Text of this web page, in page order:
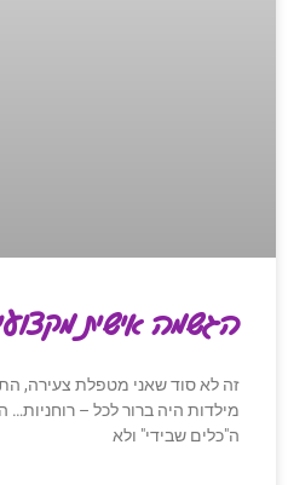
הגשמה אישית
מילדות היה ברור לכל –
ה"כלים שבידי" ולא